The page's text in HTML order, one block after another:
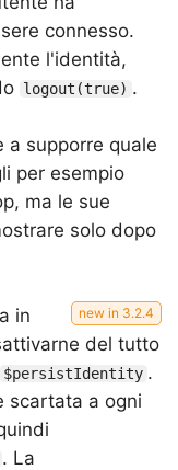
connesso.
l'identità,
logout(true) .
a supporre quale
per esempio
ma le sue
solo dopo
in
del tutto
$persistIdentity .
scartata a ogni
. La